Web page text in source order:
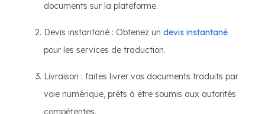
documents sur la plateforme.
Devis instantané : Obtenez un devis instantané
pour les services de traduction.
Livraison : faites livrer vos documents traduits par
voie numérique, prêts à être soumis aux autorités
compétentes.